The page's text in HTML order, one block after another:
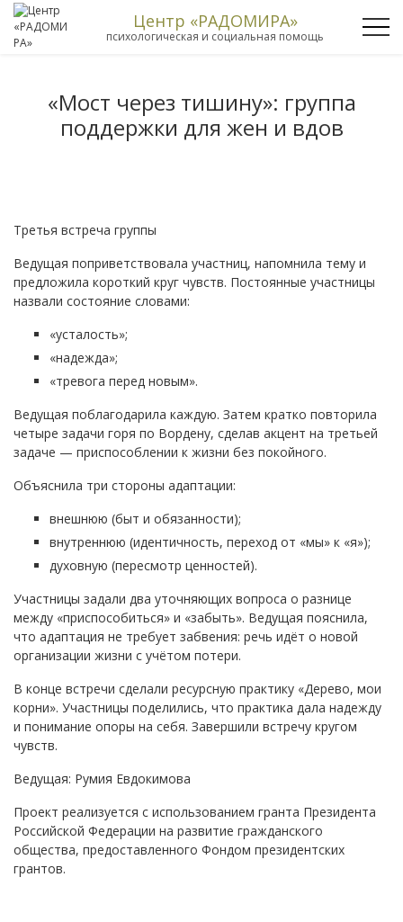
Центр «РАДОМИРА»
психологическая и социальная помощь
«Мост через тишину»: группа
поддержки для жен и вдов
Третья встреча группы
Ведущая поприветствовала участниц, напомнила тему и
предложила короткий круг чувств. Постоянные участницы
назвали состояние словами:
«усталость»;
«надежда»;
«тревога перед новым».
Ведущая поблагодарила каждую. Затем кратко повторила
четыре задачи горя по Вордену, сделав акцент на третьей
задаче — приспособлении к жизни без покойного.
Объяснила три стороны адаптации:
внешнюю (быт и обязанности);
внутреннюю (идентичность, переход от «мы» к «я»);
духовную (пересмотр ценностей).
Участницы задали два уточняющих вопроса о разнице
между «приспособиться» и «забыть». Ведущая пояснила,
что адаптация не требует забвения: речь идёт о новой
организации жизни с учётом потери.
В конце встречи сделали ресурсную практику «Дерево, мои
корни». Участницы поделились, что практика дала надежду
и понимание опоры на себя. Завершили встречу кругом
чувств.
Ведущая: Румия Евдокимова
Проект реализуется с использованием гранта Президента
Российской Федерации на развитие гражданского
общества, предоставленного Фондом президентских
грантов.